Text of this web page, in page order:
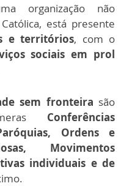
organização não
está presente
e territórios, com o
sociais em prol
sem fronteira são
Conferências
Ordens e
Movimentos
individuais e de